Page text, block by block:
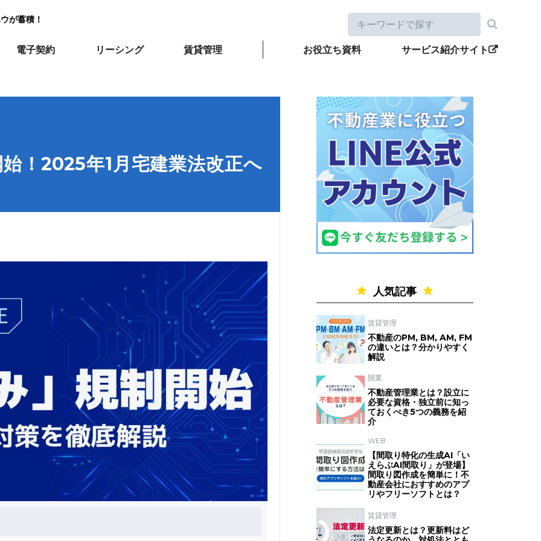
が蓄積！
電子契約 リーシング 賃貸管理 お役立ち資料 サービス紹介サイト
！2025年1月宅建業法改正へ
人気記事
賃貸管理
不動産のPM, BM, AM, FM
の違いとは？分かりやすく
解説
開業
不動産管理業とは？設立に
必要な資格・独立前に知っ
ておくべき5つの義務を紹
介
WEB
【間取り特化の生成AI「い
えらぶAI間取り」が登場】
間取り図作成を簡単に！不
動産会社におすすめのアプ
リやフリーソフトとは？
賃貸管理
法定更新とは？更新料はど